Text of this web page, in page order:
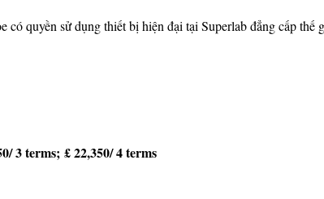
quyền sử dụng thiết bị hiện đại tại Superlab đẳng cấp thế
3 terms; £ 22,350/ 4 terms